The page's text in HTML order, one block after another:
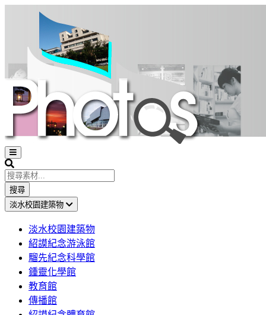
Open
sidebar
Search
搜尋
淡水校園建築物
淡水校園建築物
紹謨紀念游泳館
騮先紀念科學館
鍾靈化學館
教育館
傳播館